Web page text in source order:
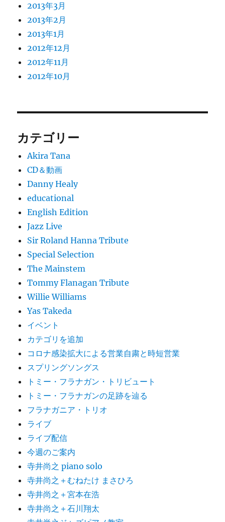
2013年3月
2013年2月
2013年1月
2012年12月
2012年11月
2012年10月
カテゴリー
Akira Tana
CD＆動画
Danny Healy
educational
English Edition
Jazz Live
Sir Roland Hanna Tribute
Special Selection
The Mainstem
Tommy Flanagan Tribute
Willie Williams
Yas Takeda
イベント
カテゴリを追加
コロナ感染拡大による営業自粛と時短営業
スプリングソングス
トミー・フラナガン・トリビュート
トミー・フラナガンの足跡を辿る
フラナガニア・トリオ
ライブ
ライブ配信
今週のご案内
寺井尚之 piano solo
寺井尚之＋むねたけ まさひろ
寺井尚之＋宮本在浩
寺井尚之＋石川翔太